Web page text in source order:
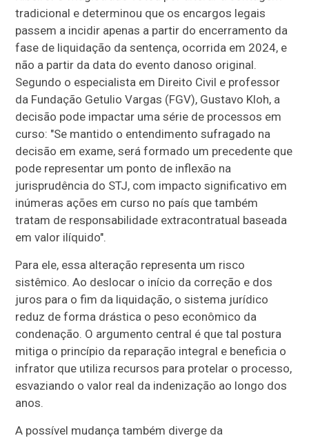
tradicional e determinou que os encargos legais
passem a incidir apenas a partir do encerramento da
fase de liquidação da sentença, ocorrida em 2024, e
não a partir da data do evento danoso original.
Segundo o especialista em Direito Civil e professor
da Fundação Getulio Vargas (FGV), Gustavo Kloh, a
decisão pode impactar uma série de processos em
curso: "Se mantido o entendimento sufragado na
decisão em exame, será formado um precedente que
pode representar um ponto de inflexão na
jurisprudência do STJ, com impacto significativo em
inúmeras ações em curso no país que também
tratam de responsabilidade extracontratual baseada
em valor ilíquido".
Para ele, essa alteração representa um risco
sistêmico. Ao deslocar o início da correção e dos
juros para o fim da liquidação, o sistema jurídico
reduz de forma drástica o peso econômico da
condenação. O argumento central é que tal postura
mitiga o princípio da reparação integral e beneficia o
infrator que utiliza recursos para protelar o processo,
esvaziando o valor real da indenização ao longo dos
anos.
A possível mudança também diverge da